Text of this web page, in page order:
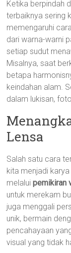
Ketika berpindah
terbaiknya sering
memengaruhi
dari warna-warni
setiap sudut
Misalnya, saat
betapa
keindahan alam.
dalam lukisan,
Lensa
Salah satu cara
kita menjadi
melaluipemikiran
untuk merekam
juga menggali
unik, bermain
pencahayaan
visual yang tidak